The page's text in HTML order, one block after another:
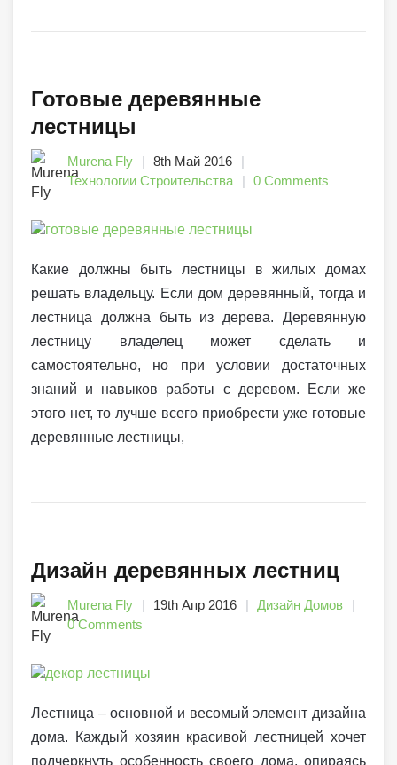
Готовые деревянные
лестницы
Murena Fly
8th Май 2016
Технологии Строительства
0 Comments
Какие должны быть лестницы в жилых домах
решать владельцу. Если дом деревянный, тогда и
лестница должна быть из дерева. Деревянную
лестницу владелец может сделать и
самостоятельно, но при условии достаточных
знаний и навыков работы с деревом. Если же
этого нет, то лучше всего приобрести уже готовые
деревянные лестницы,
Дизайн деревянных лестниц
Murena Fly 19th Апр 2016
Дизайн Домов
0 Comments
Лестница – основной и весомый элемент дизайна
дома. Каждый хозяин красивой лестницей хочет
подчеркнуть особенность своего дома, опираясь